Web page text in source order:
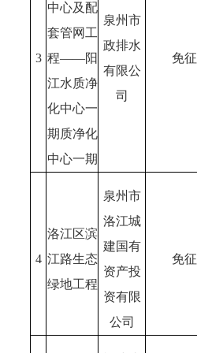
3
中心及配
套管网工
程——阳
江水质净
化中心一
期质净化
中心一期
泉州市
政排水
有限公
司
免征
4
洛江区滨
江路生态
绿地工程
泉州市
洛江城
建国有
资产投
资有限
公司
免征